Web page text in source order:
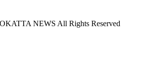
NEWS All Rights Reserved